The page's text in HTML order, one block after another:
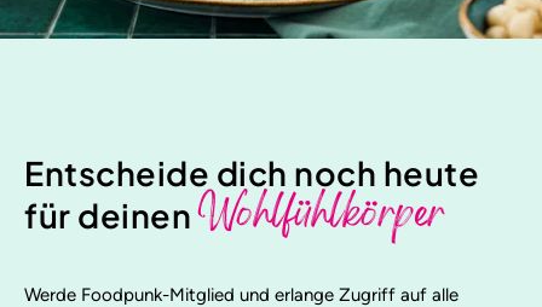
Entscheide dich noch heute
für deinenWohlfühlkörper
Werde Foodpunk-Mitglied und erlange Zugriff auf alle